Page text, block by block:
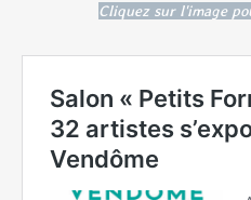
Cliquez sur l'image